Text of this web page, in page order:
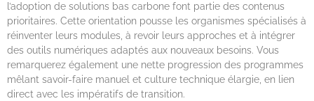
l’adoption de solutions bas carbone font partie des contenus
prioritaires. Cette orientation pousse les organismes spécialisés à
réinventer leurs modules, à revoir leurs approches et à intégrer
des outils numériques adaptés aux nouveaux besoins. Vous
remarquerez également une nette progression des programmes
mêlant savoir-faire manuel et culture technique élargie, en lien
direct avec les impératifs de transition.